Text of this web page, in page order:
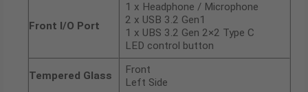
Front I/O Port
1 x Headphone / Microphone
2 x USB 3.2 Gen1
1 x UBS 3.2 Gen 2×2 Type C
LED control button
Tempered Glass
Front
Left Side